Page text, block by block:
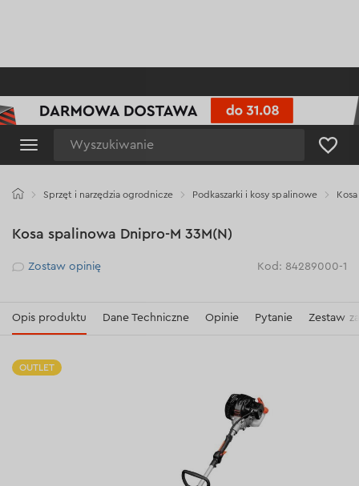
Sprzęt i narzędzia ogrodnicze Podkaszarki i kosy spalinowe
Kosa spalinowa Dnipro-M 33M(N)
Рейтинг
Zostaw opinię Kod: 84289000-1
Opis produktu Dane Techniczne Opinie Pytanie Zestaw
OUTLET